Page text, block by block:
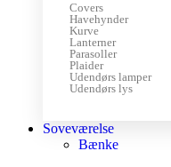
Covers
Havehynder
Kurve
Lanterner
Parasoller
Plaider
Udendørs lamper
Udendørs lys
Soveværelse
Bænke